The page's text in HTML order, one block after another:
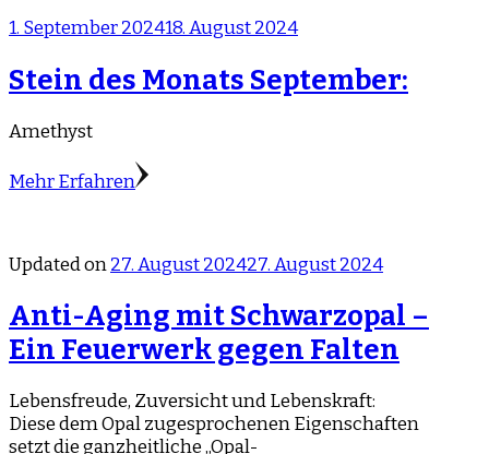
1. September 202418. August 2024
Stein des Monats September:
Amethyst
Mehr Erfahren
Updated on27. August 202427. August 2024
Anti-Aging mit Schwarzopal –
Ein Feuerwerk gegen Falten
Lebensfreude, Zuversicht und Lebenskraft:
Diese dem Opal zugesprochenen Eigenschaften
setzt die ganzheitliche „Opal-